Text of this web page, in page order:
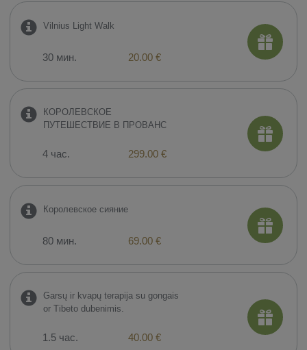
Vilnius Light Walk
30 мин. 20.00 €
КОРОЛЕВСКОЕ
ПУТЕШЕСТВИЕ В ПРОВАНС
4 час. 299.00 €
Королевское сияние
80 мин. 69.00 €
Garsų ir kvapų terapija su gongais
or Tibeto dubenimis.
1.5 час. 40.00 €